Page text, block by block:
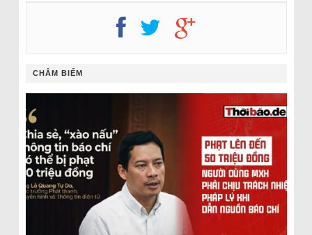
CHÂM BIẾM